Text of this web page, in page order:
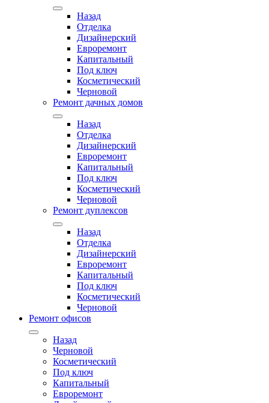
Назад
Отделка
Дизайнерский
Евроремонт
Капитальный
Под ключ
Косметический
Черновой
Ремонт дачных домов
Назад
Отделка
Дизайнерский
Евроремонт
Капитальный
Под ключ
Косметический
Черновой
Ремонт дуплексов
Назад
Отделка
Дизайнерский
Евроремонт
Капитальный
Под ключ
Косметический
Черновой
Ремонт офисов
Назад
Черновой
Косметический
Под ключ
Капитальный
Евроремонт